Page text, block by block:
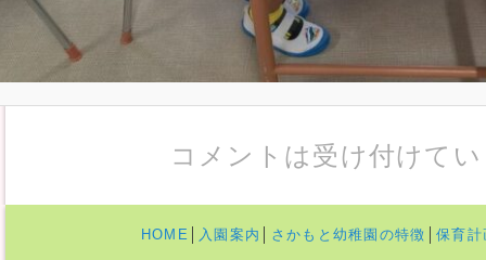
コメントは受け付けて
HOME 入園案内 さかもと幼稚園の特徴 保育計